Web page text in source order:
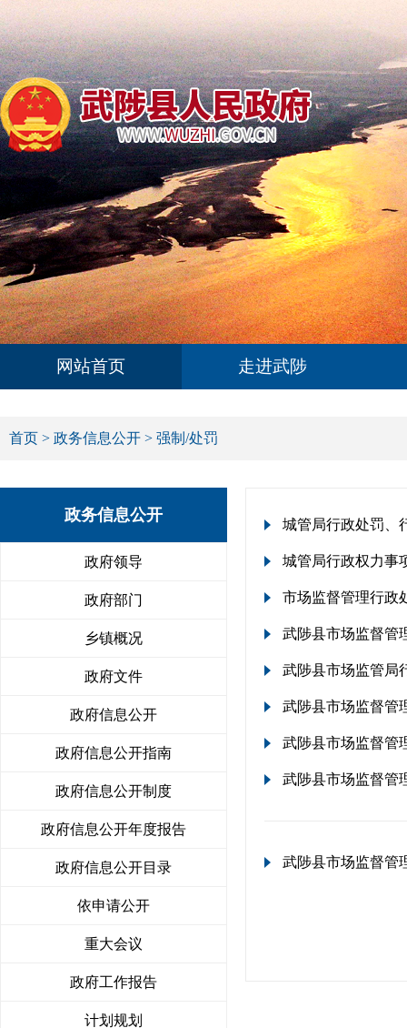
网站首页 走进武陟
首页 > 政务信息公开 > 强制/处罚
政务信息公开
政府领导
政府部门
乡镇概况
政府文件
政府信息公开
政府信息公开指南
政府信息公开制度
政府信息公开年度报告
政府信息公开目录
依申请公开
重大会议
政府工作报告
计划规划
城管局行政处罚、
城管局行政权力事
市场监督管理行政
武陟县市场监督管
武陟县市场监管局
武陟县市场监督管
武陟县市场监督管
武陟县市场监督管
武陟县市场监督管